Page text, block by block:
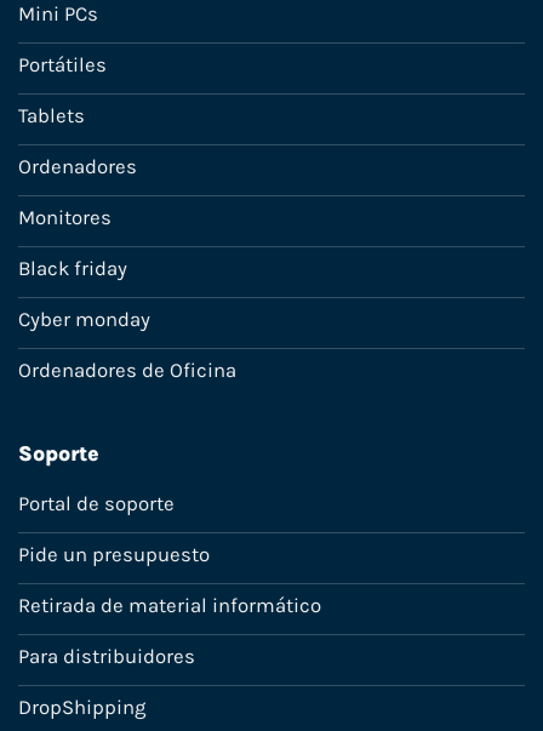
Mini PCs
Portátiles
Tablets
Ordenadores
Monitores
Black friday
Cyber monday
Ordenadores de Oficina
Soporte
Portal de soporte
Pide un presupuesto
Retirada de material informático
Para distribuidores
DropShipping